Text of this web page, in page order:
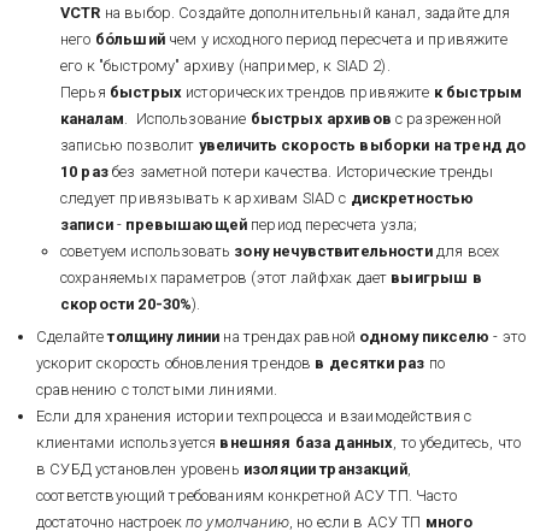
VCTR на выбор. Создайте дополнительный канал, задайте для
него бóльшийчем у исходного период пересчета и привяжите
его к "быстрому" архиву (например, к SIAD 2).
Перья быстрых исторических трендов привяжите к быстрым
каналам. Использование быстрых архивовс разреженной
записью позволит увеличить скорость выборки на тренд до
10 разбез заметной потери качества. Исторические тренды
следует привязывать к архивам SIAD с дискретностью
записи- превышающей период пересчета узла;
советуем использовать зону нечувствительностидля всех
сохраняемых параметров (этот лайфхак дает выигрыш в
скорости 20-30%).
Сделайтетолщину линии на трендах равной одному пикселю- это
ускорит скорость обновления трендов в десятки раз по
сравнению с толстыми линиями.
Если для хранения истории техпроцесса и взаимодействия с
клиентами используется внешняя база данных, то убедитесь, что
в СУБД установлен уровень изоляции транзакций,
соответствующий требованиям конкретной АСУ ТП. Часто
достаточно настроекпо умолчанию, но если в АСУ ТП много